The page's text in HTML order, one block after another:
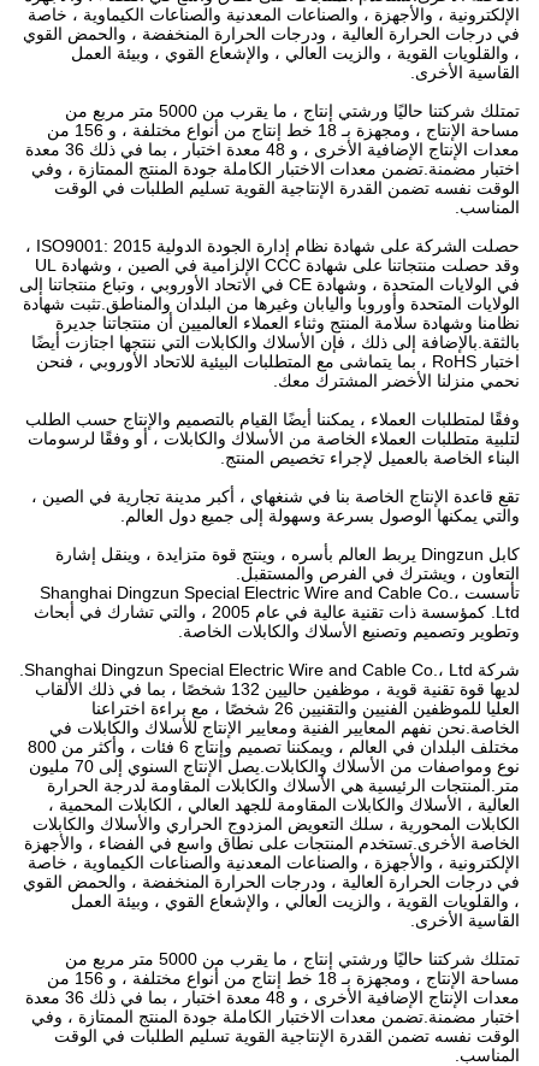
الإلكترونية ، والأجهزة ، والصناعات المعدنية والصناعات الكيماوية ، خاصة
في درجات الحرارة العالية ، ودرجات الحرارة المنخفضة ، والحمض القوي
، والقلويات القوية ، والزيت العالي ، والإشعاع القوي ، وبيئة العمل
القاسية الأخرى.
تمتلك شركتنا حاليًا ورشتي إنتاج ، ما يقرب من 5000 متر مربع من
مساحة الإنتاج ، ومجهزة بـ 18 خط إنتاج من أنواع مختلفة ، و 156 من
معدات الإنتاج الإضافية الأخرى ، و 48 معدة اختبار ، بما في ذلك 36 معدة
اختبار مضمنة.تضمن معدات الاختبار الكاملة جودة المنتج الممتازة ، وفي
الوقت نفسه تضمن القدرة الإنتاجية القوية تسليم الطلبات في الوقت
المناسب.
حصلت الشركة على شهادة نظام إدارة الجودة الدولية ISO9001: 2015 ،
وقد حصلت منتجاتنا على شهادة CCC الإلزامية في الصين ، وشهادة UL
في الولايات المتحدة ، وشهادة CE في الاتحاد الأوروبي ، وتباع منتجاتنا إلى
الولايات المتحدة وأوروبا واليابان وغيرها من البلدان والمناطق.تثبت شهادة
نظامنا وشهادة سلامة المنتج وثناء العملاء العالميين أن منتجاتنا جديرة
بالثقة.بالإضافة إلى ذلك ، فإن الأسلاك والكابلات التي ننتجها اجتازت أيضًا
اختبار RoHS ، بما يتماشى مع المتطلبات البيئية للاتحاد الأوروبي ، فنحن
نحمي منزلنا الأخضر المشترك معك.
وفقًا لمتطلبات العملاء ، يمكننا أيضًا القيام بالتصميم والإنتاج حسب الطلب
لتلبية متطلبات العملاء الخاصة من الأسلاك والكابلات ، أو وفقًا لرسومات
البناء الخاصة بالعميل لإجراء تخصيص المنتج.
تقع قاعدة الإنتاج الخاصة بنا في شنغهاي ، أكبر مدينة تجارية في الصين ،
والتي يمكنها الوصول بسرعة وسهولة إلى جميع دول العالم.
كابل Dingzun يربط العالم بأسره ، وينتج قوة متزايدة ، وينقل إشارة
التعاون ، ويشترك في الفرص والمستقبل.
تأسست Shanghai Dingzun Special Electric Wire and Cable Co.،
Ltd. كمؤسسة ذات تقنية عالية في عام 2005 ، والتي تشارك في أبحاث
وتطوير وتصميم وتصنيع الأسلاك والكابلات الخاصة.
لديها قوة تقنية قوية ، موظفين حاليين 132 شخصًا ، بما في ذلك الألقاب
العليا للموظفين الفنيين والتقنيين 26 شخصًا ، مع براءة اختراعنا
الخاصة.نحن نفهم المعايير الفنية ومعايير الإنتاج للأسلاك والكابلات في
مختلف البلدان في العالم ، ويمكننا تصميم وإنتاج 6 فئات ، وأكثر من 800
نوع ومواصفات من الأسلاك والكابلات.يصل الإنتاج السنوي إلى 70 مليون
متر.المنتجات الرئيسية هي الأسلاك والكابلات المقاومة لدرجة الحرارة
العالية ، الأسلاك والكابلات المقاومة للجهد العالي ، الكابلات المحمية ،
الكابلات المحورية ، سلك التعويض المزدوج الحراري والأسلاك والكابلات
الخاصة الأخرى.تستخدم المنتجات على نطاق واسع في الفضاء ، والأجهزة
الإلكترونية ، والأجهزة ، والصناعات المعدنية والصناعات الكيماوية ، خاصة
في درجات الحرارة العالية ، ودرجات الحرارة المنخفضة ، والحمض القوي
، والقلويات القوية ، والزيت العالي ، والإشعاع القوي ، وبيئة العمل
القاسية الأخرى.
تمتلك شركتنا حاليًا ورشتي إنتاج ، ما يقرب من 5000 متر مربع من
مساحة الإنتاج ، ومجهزة بـ 18 خط إنتاج من أنواع مختلفة ، و 156 من
معدات الإنتاج الإضافية الأخرى ، و 48 معدة اختبار ، بما في ذلك 36 معدة
اختبار مضمنة.تضمن معدات الاختبار الكاملة جودة المنتج الممتازة ، وفي
الوقت نفسه تضمن القدرة الإنتاجية القوية تسليم الطلبات في الوقت
المناسب.